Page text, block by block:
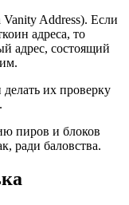
Address). Если
адреса, то
адрес, состоящий
их проверку
пиров и блоков
ради баловства.